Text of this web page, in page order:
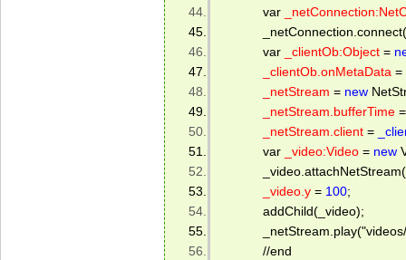
var
var
_clientOb:Object =
_clientOb.onMetaData =
_netStream = new
_netStream.bufferTime
_netStream.client =
var
_video:Video = new
_video.y = 100;
addChild(_video);
_netStream.play("videos/
//end